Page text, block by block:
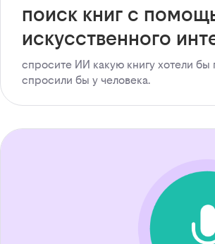
поиск книг с
искусственного
спросите ИИ какую книгу хотели бы
спросили бы у человека.